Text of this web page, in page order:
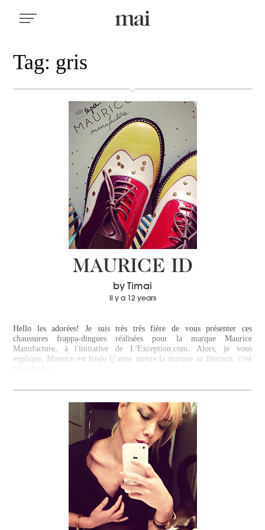
Tag: gris
MAURICE ID
by Timai
Il y a 12 years
Hello les adorées! Je suis très très fière de vous présenter ces
chaussures frappa-dingues réalisées pour la marque Maurice
Manufacture, à l'initiative de L'Exception.com. Alors, je vous
explique, Maurice est basée (j'aime mettre la marque au féminin, c'est